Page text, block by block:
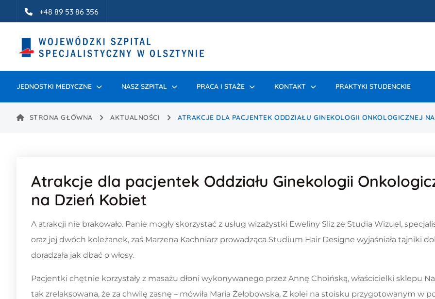
Idź do treści+48 89 53 86 356
JEDNOSTKI MEDYCZNE NASZ SZPITAL PRACA I STAŻE KONTAKT PRAKTYKI STUDENCKIE
STRONA GŁÓWNA AKTUALNOŚCI ATRAKCJE DLA PACJENTEK ODDZIAŁU GINEKOLOGII ONKOLOGICZNEJ
Atrakcje dla pacjentek Oddziału Ginekologii
na Dzień Kobiet
Treść wpisu
A atrakcji nie brakowało. Panie mogły skorzystać z usług wizażystki Eweliny Sliz ze Studia Wizuel,
oraz jej dwóch koleżanek, zaś Marzena Kachniarz prowadząca Studium Hair Designe wyjaśniała tajniki
doradzała jak dbać o włosy.
Pacjentki chętnie korzystały z masażu dłoni wykonywanego przez Annę Choińską, właścicielki sklepu
tak zrelaksowana, że za chwilę zasnę – mówiła Maria Żełobowska, Z kolei na stoisku przygotowanym w